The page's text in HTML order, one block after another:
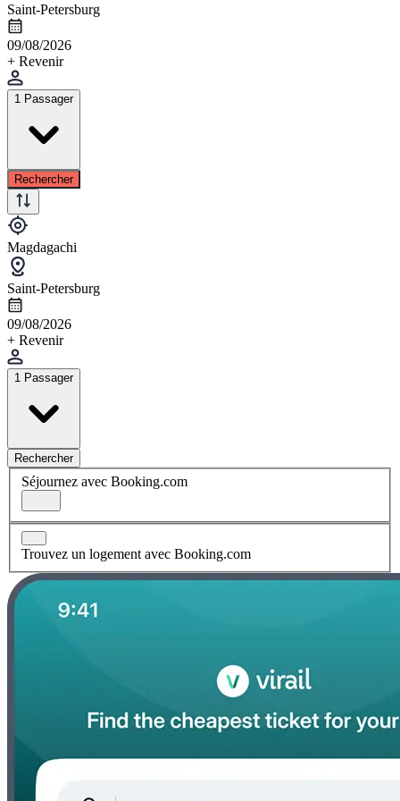
Saint-Petersburg
09/08/2026
+ Revenir
1 Passager
Rechercher
Magdagachi
Saint-Petersburg
09/08/2026
+ Revenir
1 Passager
Rechercher
Séjournez avec Booking.com
Trouvez un logement avec Booking.com